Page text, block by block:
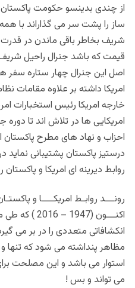
از چندی بدینسو حکومت
ساز را پشت سر می گذاراند با
شریف بخاطر باقی ماندن در قدرت
قیمت که باشد جنرال راحیل
اصل این جنرال چهار ستاره سفر
امریکا داشته بر علاوه مقامات
خارجه امریکا رئیس استخبارات
امریکایی ها در تلاش اند تا
احزاب و نهاد های مطرح
درستیز پاکستان پشتیبانی نماید
روابط دیرینه ای امریکا و
رونـــد روابـط امریکــــا و
اکنـــون
انکشافاتی متعددی را در بر می
مظاهر پنداشته می شود که تنها
استوار می باشد و این مصلحت
می تواند و بس !